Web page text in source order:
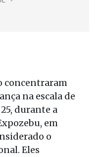
concentraram
na escala de
durante a
em
o
Eles